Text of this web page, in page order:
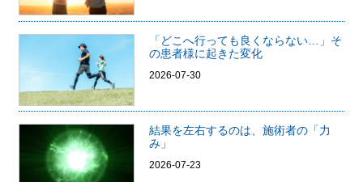
「どこへ行っても良くならない…」そ
の患者様に起きた変化
2026-07-30
結果を左右するのは、施術者の「力
み」
2026-07-23